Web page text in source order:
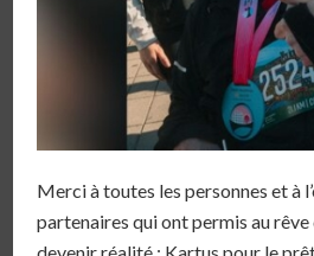
Merci à toutes les personnes et à
partenaires qui ont permis au